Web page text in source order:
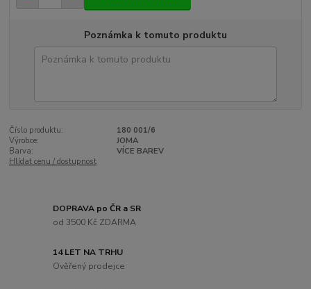
Poznámka k tomuto produktu
Číslo produktu:
180 001/6
Výrobce:
JOMA
Barva:
VÍCE BAREV
Hlídat cenu / dostupnost
DOPRAVA po ČR a SR
od 3500 Kč ZDARMA
14 LET NA TRHU
Ověřený prodejce